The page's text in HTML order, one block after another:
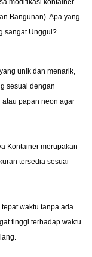
modifikasi kontainer
Bangunan). Apa yang
sangat Unggul?
unik dan menarik,
sesuai dengan
papan neon agar
Kontainer merupakan
tersedia sesuai
waktu tanpa ada
tinggi terhadap waktu